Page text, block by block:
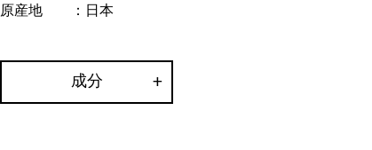
原産地
：日本
成分